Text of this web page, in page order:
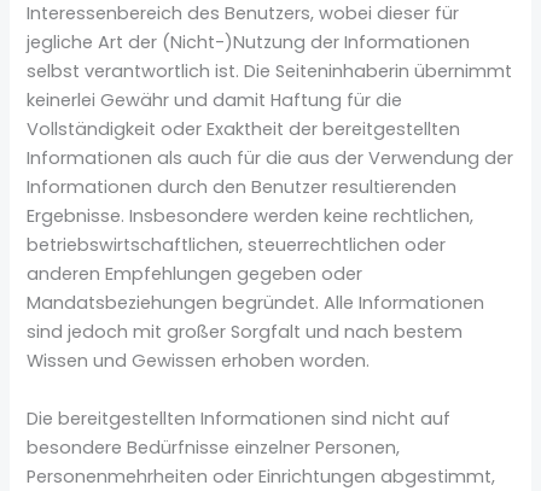
Interessenbereich des Benutzers, wobei dieser für
jegliche Art der (Nicht-)Nutzung der Informationen
selbst verantwortlich ist. Die Seiteninhaberin übernimmt
keinerlei Gewähr und damit Haftung für die
Vollständigkeit oder Exaktheit der bereitgestellten
Informationen als auch für die aus der Verwendung der
Informationen durch den Benutzer resultierenden
Ergebnisse. Insbesondere werden keine rechtlichen,
betriebswirtschaftlichen, steuerrechtlichen oder
anderen Empfehlungen gegeben oder
Mandatsbeziehungen begründet. Alle Informationen
sind jedoch mit großer Sorgfalt und nach bestem
Wissen und Gewissen erhoben worden.
Die bereitgestellten Informationen sind nicht auf
besondere Bedürfnisse einzelner Personen,
Personenmehrheiten oder Einrichtungen abgestimmt,